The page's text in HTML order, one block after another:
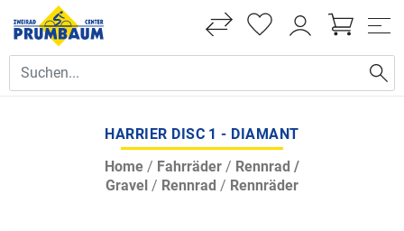
HARRIER DISC 1 - DIAMANT
Home / Fahrräder / Rennrad /
Gravel / Rennrad / Rennräder